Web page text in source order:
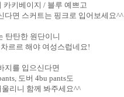
카키베이지 / 블루 예쁘고
다면 스커트는 핑크로 입어보세요^^
탄탄한 원단이니
르르 해야 여성스럽네요!
지를 입으신다면
도버 4bu pants도
울리니 함께 봐주세요^^